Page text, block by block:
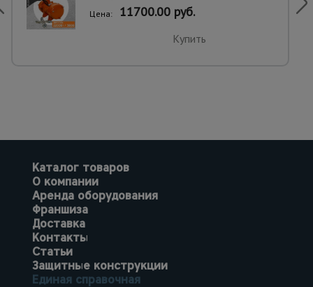
Цена: 11700.00 руб.
Купить
Каталог товаров
О компании
Аренда оборудования
Франшиза
Доставка
Контакты
Статьи
Защитные конструкции
Единая справочная